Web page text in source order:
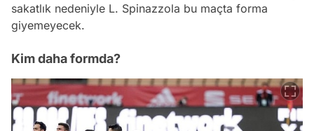
sakatlık nedeniyle L. Spinazzola bu maçta forma
giyemeyecek.
Kim daha formda?